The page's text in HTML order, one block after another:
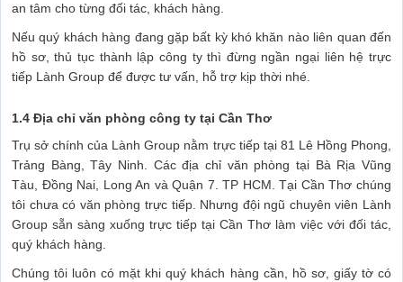
an tâm cho từng đối tác, khách hàng.
Nếu quý khách hàng đang gặp bất kỳ khó khăn nào liên quan đến
hồ sơ, thủ tục thành lập công ty thì đừng ngần ngại liên hệ trực
tiếp Lành Group để được tư vấn, hỗ trợ kịp thời nhé.
1.4 Địa chỉ văn phòng công ty tại Cần Thơ
Trụ sở chính của Lành Group nằm trực tiếp tại 81 Lê Hồng Phong,
Trảng Bàng, Tây Ninh. Các địa chỉ văn phòng tại Bà Rịa Vũng
Tàu, Đồng Nai, Long An và Quận 7. TP HCM. Tại Cần Thơ chúng
tôi chưa có văn phòng trực tiếp. Nhưng đội ngũ chuyên viên Lành
Group sẵn sàng xuống trực tiếp tại Cần Thơ làm việc với đối tác,
quý khách hàng.
Chúng tôi luôn có mặt khi quý khách hàng cần, hồ sơ, giấy tờ có